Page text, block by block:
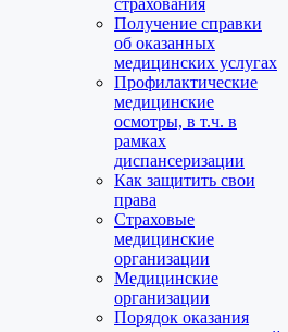
страхования
Получение справки
об оказанных
медицинских услугах
Профилактические
медицинские
осмотры, в т.ч. в
рамках
диспансеризации
Как защитить свои
права
Страховые
медицинские
организации
Медицинские
организации
Порядок оказания